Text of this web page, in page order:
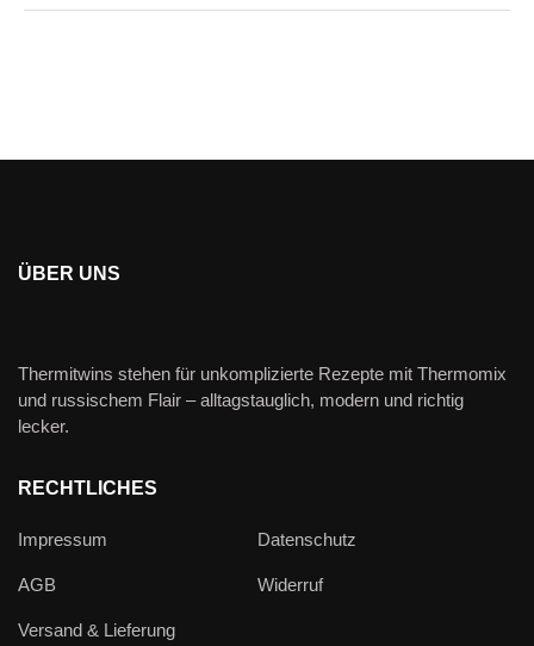
ÜBER UNS
Thermitwins stehen für unkomplizierte Rezepte mit Thermomix
und russischem Flair – alltagstauglich, modern und richtig
lecker.
RECHTLICHES
Impressum Datenschutz
AGB Widerruf
Versand & Lieferung